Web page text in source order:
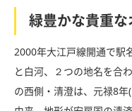
緑豊かな貴重な
2000年大江戸線開通で駅
と白河、２つの地名を合
の西側・清澄は、元禄8